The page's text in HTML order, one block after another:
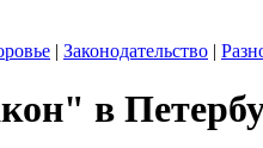
| Законодательство |
в